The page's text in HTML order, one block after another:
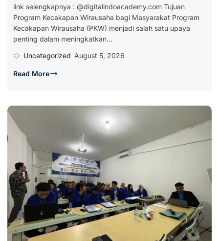
link selengkapnya : @digitalindoacademy.com Tujuan
Program Kecakapan Wirausaha bagi Masyarakat Program
Kecakapan Wirausaha (PKW) menjadi salah satu upaya
penting dalam meningkatkan...
Uncategorized August 5, 2026
Read More